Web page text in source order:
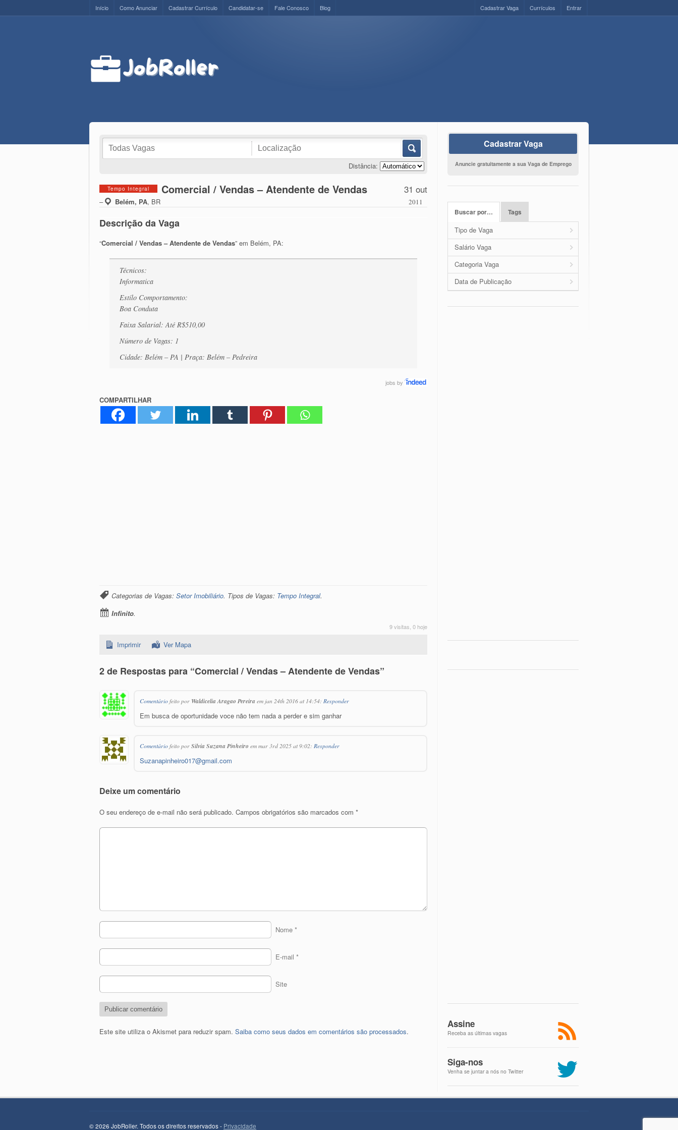
Início Como Anunciar Cadastrar Currículo Candidatar-se Fale Conosco Blog Entrar
Currículos
Cadastrar Vaga
Distância:
31 out
2011
Tempo Integral Comercial / Vendas – Atendente de Vendas
– Belém, PA, BR
Descrição da Vaga
“Comercial / Vendas – Atendente de Vendas” em Belém, PA:
Técnicos:
Informatica
Estílo Comportamento:
Boa Conduta
Faixa Salarial: Até R$510,00
Número de Vagas: 1
Cidade: Belém – PA | Praça: Belém – Pedreira
jobs by
COMPARTILHAR
Categorias de Vagas: Setor Imobiliário. Tipos de Vagas: Tempo Integral.
Infinito.
9 visitas, 0 hoje
Imprimir Ver Mapa
2 de Respostas para “Comercial / Vendas – Atendente de Vendas”
Comentáriofeito por Waldicelia Aragao Pereira em jan 24th 2016 at 14:54: Responder
Em busca de oportunidade voce não tem nada a perder e sim ganhar
Comentáriofeito porSilvia Suzana Pinheiro em mar 3rd 2025 at 9:02: Responder
Suzanapinheiro017@gmail.com
Deixe um comentário
O seu endereço de e-mail não será publicado. Campos obrigatórios são marcados com *
Nome *
E-mail *
Site
Este site utiliza o Akismet para reduzir spam. Saiba como seus dados em comentários são processados.
Cadastrar Vaga
Anuncie gratuitamente a sua Vaga de Emprego
Buscar por… Tags
Tipo de Vaga
Salário Vaga
Categoria Vaga
Data de Publicação
Assine
Receba as últimas vagas
Siga-nos
Venha se juntar a nós no Twitter
© 2026 JobRoller. Todos os direitos reservados - Privacidade